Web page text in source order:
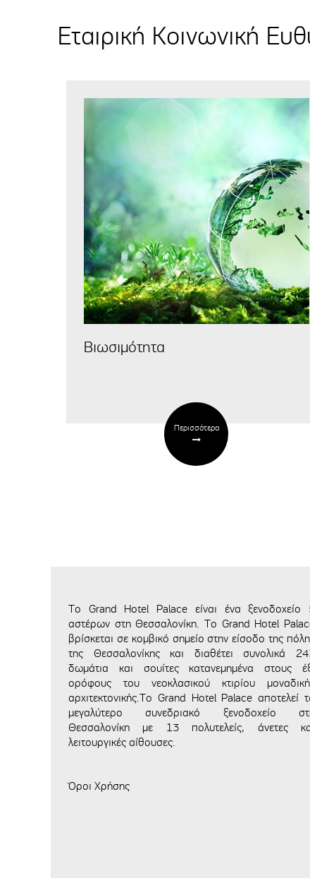
Εταιρική Κοινωνική
Βιωσιμότητα
Περισσότερα
To Grand Hotel Palace είναι ένα ξενοδοχείο
αστέρων στη Θεσσαλονίκη. Το Grand Hotel
βρίσκεται σε κομβικό σημείο στην είσοδο της
της Θεσσαλονίκης και διαθέτει συνολικά
δωμάτια και σουίτες κατανεμημένα στους
ορόφους του νεοκλασικού κτιρίου
αρχιτεκτονικής.Το Grand Hotel Palace αποτελεί
μεγαλύτερο συνεδριακό ξενοδοχείο
Θεσσαλονίκη με 13 πολυτελείς, άνετες
λειτουργικές αίθουσες.
Όροι Χρήσης